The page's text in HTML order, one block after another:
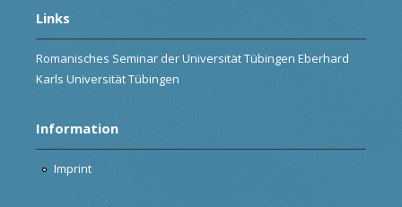
Links
Romanisches Seminar der Universität Tübingen Eberhard
Karls Universität Tübingen
Information
Imprint